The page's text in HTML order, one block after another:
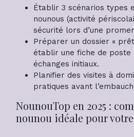
Établir 3 scénarios types
nounous (activité
sécurité lors d’une
Préparer un dossier «
établir une fiche de poste
échanges initiaux.
Planifier des visites à
pratiques avant
NounouTop en 2025 :
nounou idéale pour